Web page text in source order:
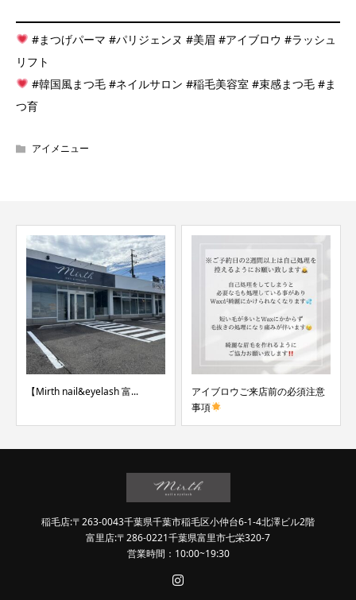
#まつげパーマ #パリジェンヌ #美眉 #アイブロウ #ラッシュ
リフト
#韓国風まつ毛 #ネイルサロン #稲毛美容室 #束感まつ毛 #ま
つ育
アイメニュー
【Mirth nail&eyelash 富...
アイブロウご来店前の必須注意
事項
稲毛店:〒263-0043千葉県千葉市稲毛区小仲台6-1-4北澤ビル2階
富里店:〒286-0221千葉県富里市七栄320-7
営業時間：10:00~19:30